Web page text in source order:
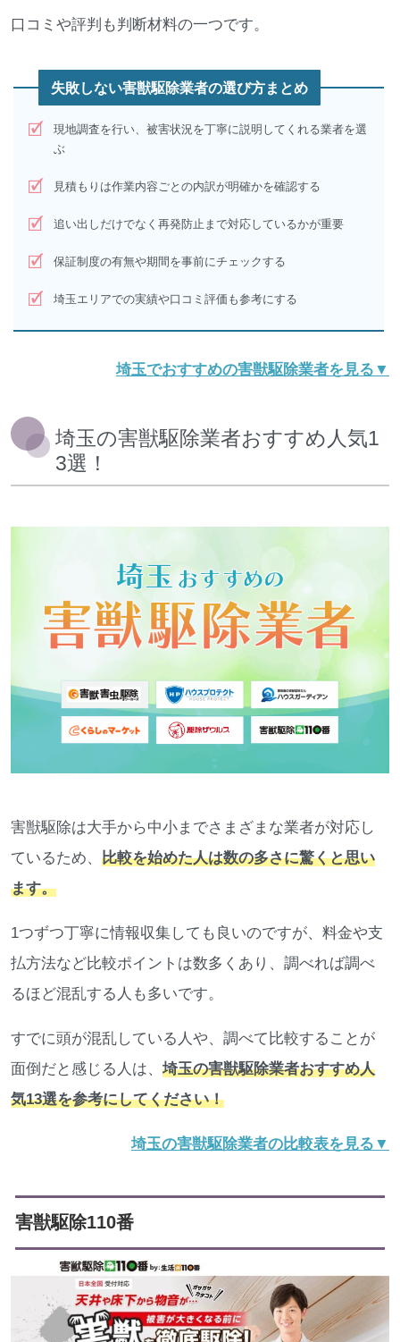
口コミや評判も判断材料の一つです。
失敗しない害獣駆除業者の選び方まとめ
現地調査を行い、被害状況を丁寧に説明してくれる業者を選
ぶ
見積もりは作業内容ごとの内訳が明確かを確認する
追い出しだけでなく再発防止まで対応しているかが重要
保証制度の有無や期間を事前にチェックする
埼玉エリアでの実績や口コミ評価も参考にする
埼玉でおすすめの害獣駆除業者を見る▼
埼玉の害獣駆除業者おすすめ人気1
3選！
害獣駆除は大手から中小までさまざまな業者が対応し
ているため、 比較を始めた人は数の多さに驚くと思い
ます。
1つずつ丁寧に情報収集しても良いのですが、料金や支
払方法など比較ポイントは数多くあり、調べれば調べ
るほど混乱する人も多いです。
すでに頭が混乱している人や、調べて比較することが
面倒だと感じる人は、 埼玉の害獣駆除業者おすすめ人
気13選を参考にしてください！
埼玉の害獣駆除業者の比較表を見る▼
害獣駆除110番